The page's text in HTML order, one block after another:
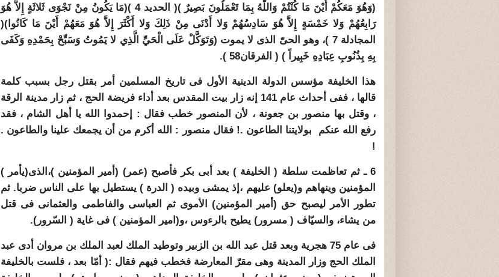
(وَهُوَ مَعَكُمْ أَيْنَ مَا كُنْتُمْ وَاللَّهُ بِمَا تَعْمَلُونَ بَصِيرٌ )( الحديد 4 )(مَا يَكُونُ مِنْ نَجْوَى ثَلاثَةٍ إِلاَّ هُوَ
رَابِعُهُمْ وَلا خَمْسَةٍ إِلاَّ هُوَ سَادِسُهُمْ وَلا أَدْنَى مِنْ ذَلِكَ وَلا أَكْثَرَ إِلاَّ هُوَ مَعَهُمْ أَيْنَ مَا كَانُوا)(
المجادلة 7 )، وهو الحىّ الذى لا يموت (وَتَوَكَّلْ عَلَى الْحَيِّ الَّذِي لا يَمُوتُ وَسَبِّحْ بِحَمْدِهِ وَكَفَى
بِهِ بِذُنُوبِ عِبَادِهِ خَبِيراً ) ( الفرقان58 ).
هذا الخليفة مؤسس الدولة الدينية الأول فى تاريخ المسلمين أمر بقتل رجل بسبب كلمة
قالها ، ففى أحداث عام 141 إنه زار بيت المقدس بعد أداء فريضة الحج ، ثم زار مدينة الرقة
، وقتل بها منصور بن جعونة ، لأن المنصور خطب فقال : إحمدوا الله يا أهل الشام ، فقد
رفع اللهعنكم بولايتنا الطاعون .! فقال منصور : الله أكرم من أن يجمعك علينا والطاعون .
!
6 ـ ثم تعاظمت سلطة ( الخليفة ) بعد أبى بكر فأصبح (عمر) (أمير المؤمنين )،الذى(يأمر )
المؤمنين وينهاهم و(يعلو) عليهم ،إذ يمشى وبيده ( الدرة ) يستطيل بها على الناس ضربا. ثم
تطور الأمر ليصبح حق (أمير المؤمنين) الأموى ثم العباسى والفاطمى والعثمانى فى قتل
من يشاء، والسيّاف ( مسرور) يطيح بالرءوس ،و(امير المؤمنين ) فى غاية ( السّرور).
فى عام 75 هجرية وبعد قتل عبد الله بن الزبير وتوطيد الملك لعبد الملك بن مروان أدى عبد
الملك الحج وزار المدينة وهى مقرّ المعارضة فخطب فيهم فقال :( أمّا بعد ، فلست بالخليفة